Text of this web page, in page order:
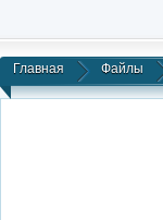
Главная Файлы